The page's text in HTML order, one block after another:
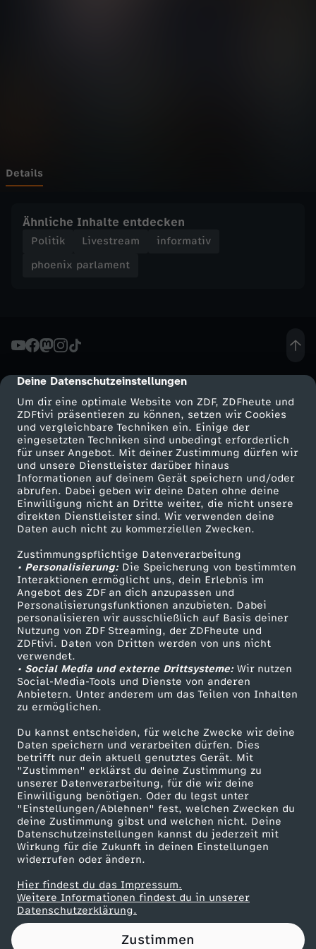
cmp-dialog-description
Deine Datenschutzeinstellungen
Um dir eine optimale Website von ZDF, ZDFheute und
ZDFtivi präsentieren zu können, setzen wir Cookies
und vergleichbare Techniken ein. Einige der
eingesetzten Techniken sind unbedingt erforderlich
für unser Angebot. Mit deiner Zustimmung dürfen wir
und unsere Dienstleister darüber hinaus
Informationen auf deinem Gerät speichern und/oder
abrufen. Dabei geben wir deine Daten ohne deine
Einwilligung nicht an Dritte weiter, die nicht unsere
direkten Dienstleister sind. Wir verwenden deine
Daten auch nicht zu kommerziellen Zwecken.
Zustimmungspflichtige Datenverarbeitung
• Personalisierung:Die Speicherung von bestimmten
Interaktionen ermöglicht uns, dein Erlebnis im
Angebot des ZDF an dich anzupassen und
Personalisierungsfunktionen anzubieten. Dabei
personalisieren wir ausschließlich auf Basis deiner
Nutzung von ZDF Streaming, der ZDFheute und
ZDFtivi. Daten von Dritten werden von uns nicht
verwendet.
• Social Media und externe Drittsysteme:Wir nutzen
Social-Media-Tools und Dienste von anderen
Anbietern. Unter anderem um das Teilen von Inhalten
zu ermöglichen.
Du kannst entscheiden, für welche Zwecke wir deine
Daten speichern und verarbeiten dürfen. Dies
betrifft nur dein aktuell genutztes Gerät. Mit
"Zustimmen" erklärst du deine Zustimmung zu
unserer Datenverarbeitung, für die wir deine
Einwilligung benötigen. Oder du legst unter
"Einstellungen/Ablehnen" fest, welchen Zwecken du
deine Zustimmung gibst und welchen nicht. Deine
Datenschutzeinstellungen kannst du jederzeit mit
Wirkung für die Zukunft in deinen Einstellungen
widerrufen oder ändern.
Hier findest du das Impressum.
Weitere Informationen findest du in unserer
Datenschutzerklärung.
Zustimmen
m
n
A
f
D
z
u
m
g
e
s
c
h
e
i
t
e
r
t
e
Details
Ähnliche Inhalte entdecken
Politik Livestream
informativ
phoenix parlament
Mehr ZDF
ZDF-Apps
Smart TV
ZDFtext
Livestreams
Sendungen A-Z
TV-Programm
Service
ZDFmitreden
Kontakt zum ZDF
Tickets
Zuschauerservice
Hilfe
ZDF Unternehmen
Karriere
ZDF goes Schule
Werbefernsehen
Mainzelmännchen
Partner